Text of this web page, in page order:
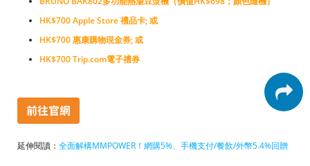
HK$700 Apple Store 禮品卡; 或
HK$700 惠康購物現金券; 或
HK$700 Trip.com電子禮券
延伸閱讀： 全面解構MMPOWER！網購5%、手機支付/餐飲/外幣5.4%回贈